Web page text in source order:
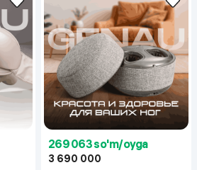
269 063 so'm/oyga
3 690 000